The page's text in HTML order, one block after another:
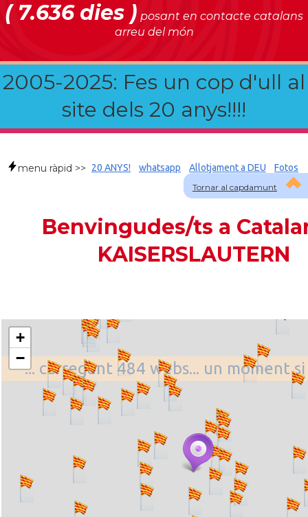
( 7.636 dies ) posant en contacte catalans
arreu del món
2005-2025: Fes un cop d'ull al
site dels 20 anys!!!!
Tornar al capdamunt
menu ràpid >> 20 ANYS! whatsapp Allotjament a DEU Fotos
Benvingudes/ts a
KAISERSLAUTERN
... carregant 484 webs... un moment
+
−